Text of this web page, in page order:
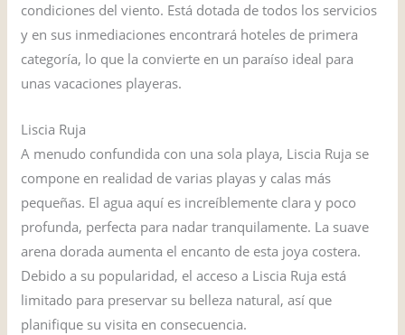
condiciones del viento. Está dotada de todos los servicios
y en sus inmediaciones encontrará hoteles de primera
categoría, lo que la convierte en un paraíso ideal para
unas vacaciones playeras.
Liscia Ruja
A menudo confundida con una sola playa, Liscia Ruja se
compone en realidad de varias playas y calas más
pequeñas. El agua aquí es increíblemente clara y poco
profunda, perfecta para nadar tranquilamente. La suave
arena dorada aumenta el encanto de esta joya costera.
Debido a su popularidad, el acceso a Liscia Ruja está
limitado para preservar su belleza natural, así que
planifique su visita en consecuencia.